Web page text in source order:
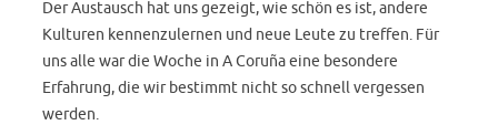
Der Austausch hat uns gezeigt, wie schön es ist, andere
Kulturen kennenzulernen und neue Leute zu treffen. Für
uns alle war die Woche in A Coruña eine besondere
Erfahrung, die wir bestimmt nicht so schnell vergessen
werden.